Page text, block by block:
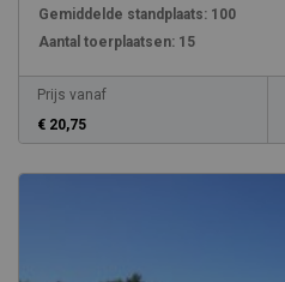
Gemiddelde standplaats: 100
Aantal toerplaatsen: 15
Prijs vanaf
€ 20,75